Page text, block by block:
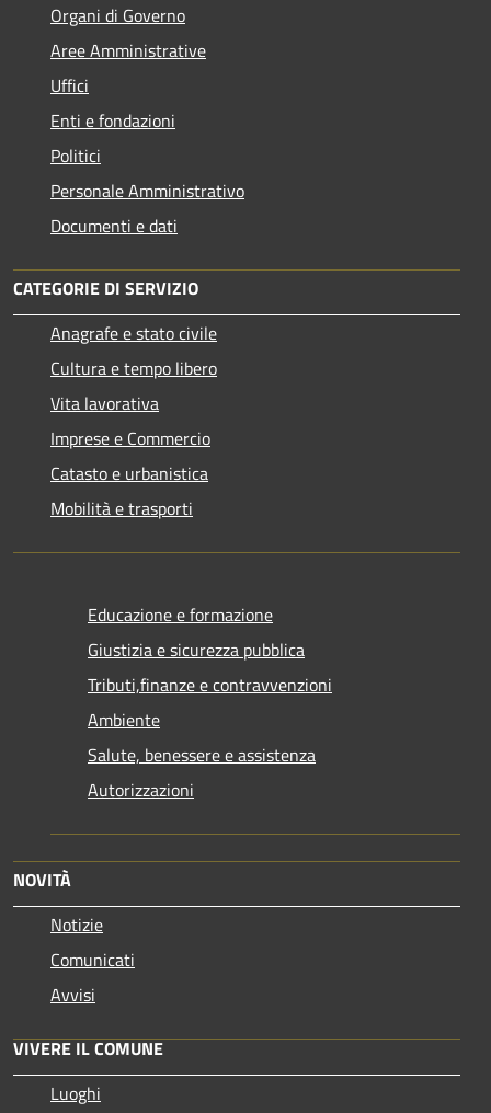
Organi di Governo
Aree Amministrative
Uffici
Enti e fondazioni
Politici
Personale Amministrativo
Documenti e dati
CATEGORIE DI SERVIZIO
Anagrafe e stato civile
Cultura e tempo libero
Vita lavorativa
Imprese e Commercio
Catasto e urbanistica
Mobilità e trasporti
Educazione e formazione
Giustizia e sicurezza pubblica
Tributi,finanze e contravvenzioni
Ambiente
Salute, benessere e assistenza
Autorizzazioni
NOVITÀ
Notizie
Comunicati
Avvisi
VIVERE IL COMUNE
Luoghi